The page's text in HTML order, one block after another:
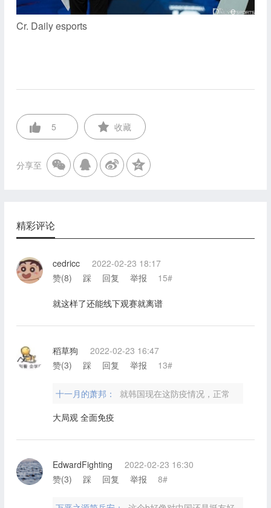
Cr. Daily esports
5 收藏
分享至
精彩评论
cedricc
2022-02-23 18:17
赞(8) 踩 回复 举报 15#
就这样了还能线下观赛就离谱
稻草狗
2022-02-23 16:47
赞(3) 踩 回复 举报 13#
十一月的萧邦：
就韩国现在这防疫情况，正常
大局观 全面免疫
EdwardFighting
2022-02-23 16:30
赞(3) 踩 回复 举报 8#